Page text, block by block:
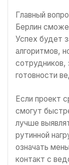
Главный
Берлин
Успех будет
алгоритмов,
сотрудников,
готовности
Если проект
смогут
лучше
рутинной
означать
контакт с